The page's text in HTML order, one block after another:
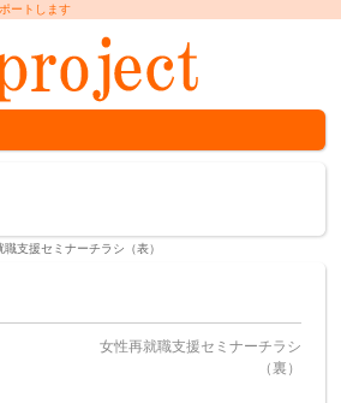
ートします
職支援セミナーチラシ（表）
女性再就職支援セミナーチラシ
（裏）